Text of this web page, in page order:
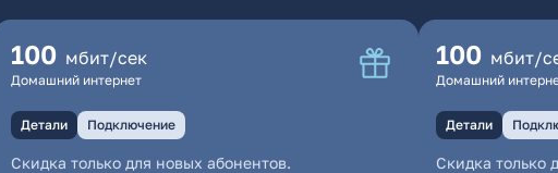
100 мбит/сек
Домашний интернет
Детали Подключение
Скидка только для новых абонентов.
100 мбит/
Домашний
Детали
Скидка только